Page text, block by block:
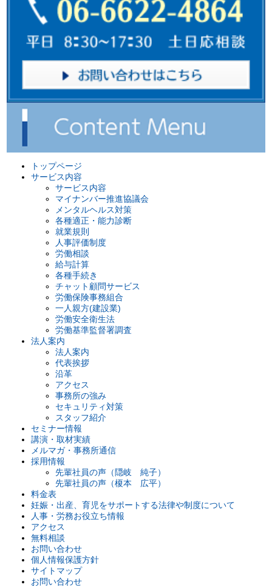
トップページ
サービス内容
サービス内容
マイナンバー推進協議会
メンタルヘルス対策
各種適正・能力診断
就業規則
人事評価制度
労働相談
給与計算
各種手続き
チャット顧問サービス
労働保険事務組合
一人親方(建設業)
労働安全衛生法
労働基準監督署調査
法人案内
法人案内
代表挨拶
沿革
アクセス
事務所の強み
セキュリティ対策
スタッフ紹介
セミナー情報
講演・取材実績
メルマガ・事務所通信
採用情報
先輩社員の声（隠岐 純子）
先輩社員の声（榎本 広平）
料金表
妊娠・出産、育児をサポートする法律や制度について
人事・労務お役立ち情報
アクセス
無料相談
お問い合わせ
個人情報保護方針
サイトマップ
お問い合わせ